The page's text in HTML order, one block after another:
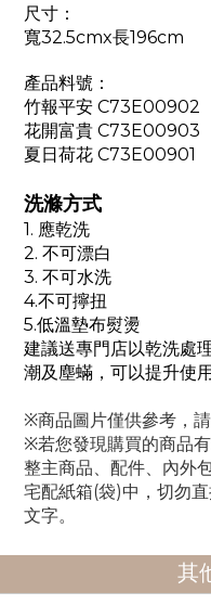
尺寸：
寬32.5cmx長196cm
產品料號：
竹報平安 C73E00902
花開富貴 C73E00903
夏日荷花 C73E00901
洗滌方式
1. 應乾洗
2. 不可漂白
3. 不可水洗
4.不可擰扭
5.低溫墊布熨燙
建議送專門店以乾洗處
潮及塵蟎，可以提升使
※商品圖片僅供參考，
※若您發現購買的商品
整主商品、配件、內外
宅配紙箱(袋)中，切勿
文字。
其